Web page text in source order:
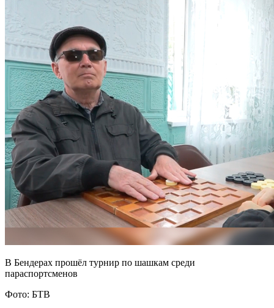
В Бендерах прошёл турнир по шашкам среди
параспортсменов
Фото: БТВ